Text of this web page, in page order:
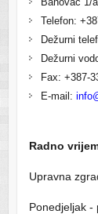
Telefon:
Dežurni
Dežurni
Fax: +387-
E-mail:
Radno
Upravna
Ponedjeljak -